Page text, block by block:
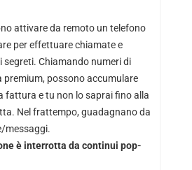
attivare da remoto un telefono
per effettuare chiamate e
segreti. Chiamando numeri di
possono accumulare
fattura e tu non lo saprai fino alla
Nel frattempo, guadagnano da
messaggi.
è interrotta da continui pop-